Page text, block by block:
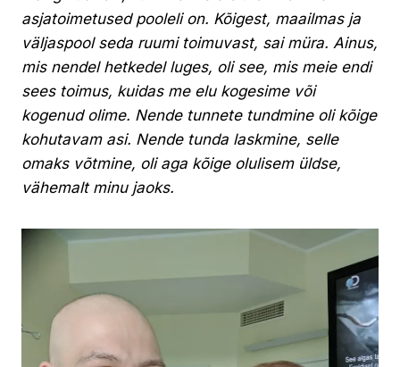
asjatoimetused pooleli on. Kõigest, maailmas ja
väljaspool seda ruumi toimuvast, sai müra. Ainus,
mis nendel hetkedel luges, oli see, mis meie endi
sees toimus, kuidas me elu kogesime või
kogenud olime. Nende tunnete tundmine oli kõige
kohutavam asi. Nende tunda laskmine, selle
omaks võtmine, oli aga kõige olulisem üldse,
vähemalt minu jaoks.